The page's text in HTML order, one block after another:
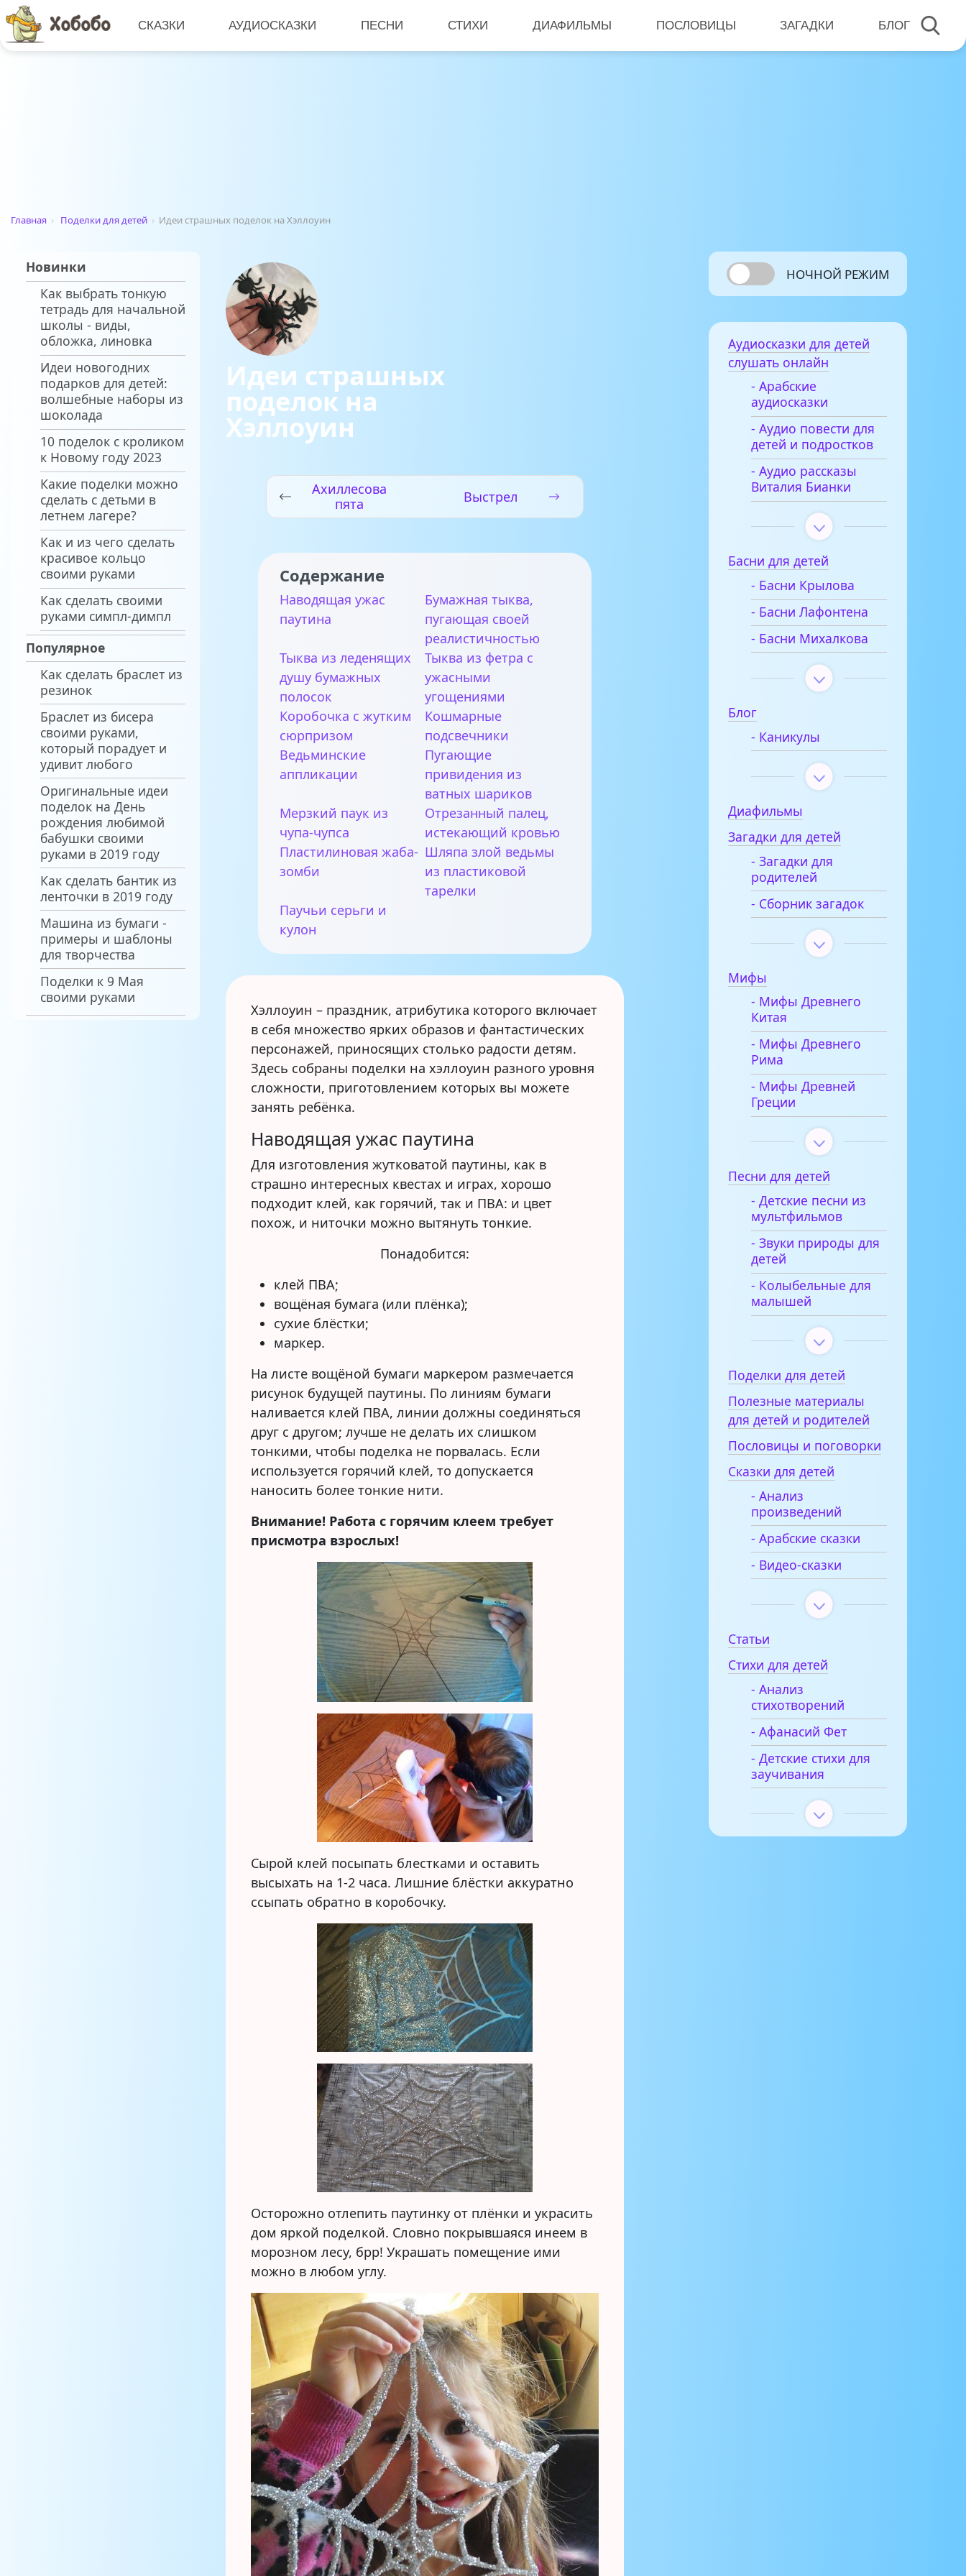
СКАЗКИ АУДИОСКАЗКИ ПЕСНИ СТИХИ ДИАФИЛЬМЫ ПОСЛОВИЦЫ ЗАГАДКИ БЛОГ
Главная › Поделки для детей › Идеи страшных поделок на Хэллоуин
Новинки
Как выбрать тонкую
тетрадь для начальной
школы - виды,
обложка, линовка
Идеи новогодних
подарков для детей:
волшебные наборы из
шоколада
10 поделок с кроликом
к Новому году 2023
Какие поделки можно
сделать с детьми в
летнем лагере?
Как и из чего сделать
красивое кольцо
своими руками
Как сделать своими
руками симпл-димпл
Популярное
Как сделать браслет из
резинок
Браслет из бисера
своими руками,
который порадует и
удивит любого
Оригинальные идеи
поделок на День
рождения любимой
бабушки своими
руками в 2019 году
Как сделать бантик из
ленточки в 2019 году
Машина из бумаги -
примеры и шаблоны
для творчества
Поделки к 9 Мая
своими руками
Идеи страшных
поделок на
Хэллоуин
Ахиллесова
пята
Выстрел
Содержание
Наводящая ужас
паутина
Бумажная тыква,
пугающая своей
реалистичностью
Тыква из леденящих
душу бумажных
полосок
Тыква из фетра с
ужасными
угощениями
Коробочка с жутким
сюрпризом
Кошмарные
подсвечники
Ведьминские
аппликации
Пугающие
привидения из
ватных шариков
Мерзкий паук из
чупа-чупса
Отрезанный палец,
истекающий кровью
Пластилиновая жаба-
зомби
Шляпа злой ведьмы
из пластиковой
тарелки
Паучьи серьги и
кулон
Хэллоуин – праздник, атрибутика которого включает
в себя множество ярких образов и фантастических
персонажей, приносящих столько радости детям.
Здесь собраны поделки на хэллоуин разного уровня
сложности, приготовлением которых вы можете
занять ребёнка.
Наводящая ужас паутина
Для изготовления жутковатой паутины, как в
страшно интересных квестах и играх, хорошо
подходит клей, как горячий, так и ПВА: и цвет
похож, и ниточки можно вытянуть тонкие.
Понадобится:
клей ПВА;
вощёная бумага (или плёнка);
сухие блёстки;
маркер.
На листе вощёной бумаги маркером размечается
рисунок будущей паутины. По линиям бумаги
наливается клей ПВА, линии должны соединяться
друг с другом; лучше не делать их слишком
тонкими, чтобы поделка не порвалась. Если
используется горячий клей, то допускается
наносить более тонкие нити.
Внимание! Работа с горячим клеем требует
присмотра взрослых!
Сырой клей посыпать блестками и оставить
высыхать на 1-2 часа. Лишние блёстки аккуратно
ссыпать обратно в коробочку.
Осторожно отлепить паутинку от плёнки и украсить
дом яркой поделкой. Словно покрывшаяся инеем в
морозном лесу, брр! Украшать помещение ими
можно в любом углу.
НОЧНОЙ РЕЖИМ
Аудиосказки для детей
слушать онлайн
- Арабские
аудиосказки
- Аудио повести для
детей и подростков
- Аудио рассказы
Виталия Бианки
Басни для детей
- Басни Крылова
- Басни Лафонтена
- Басни Михалкова
Блог
- Каникулы
Диафильмы
Загадки для детей
- Загадки для
родителей
- Сборник загадок
Мифы
- Мифы Древнего
Китая
- Мифы Древнего
Рима
- Мифы Древней
Греции
Песни для детей
- Детские песни из
мультфильмов
- Звуки природы для
детей
- Колыбельные для
малышей
Поделки для детей
Полезные материалы
для детей и родителей
Пословицы и поговорки
Сказки для детей
- Анализ
произведений
- Арабские сказки
- Видео-сказки
Статьи
Стихи для детей
- Анализ
стихотворений
- Афанасий Фет
- Детские стихи для
заучивания